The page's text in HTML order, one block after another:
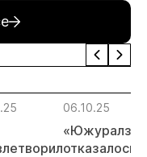
06.10.25
отказалось